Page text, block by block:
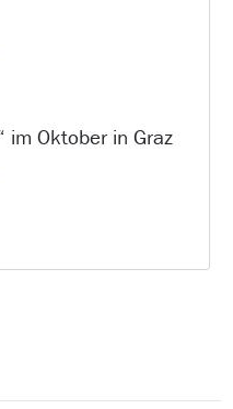
im Oktober in Graz